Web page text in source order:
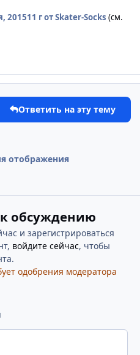
201511 гот Skater-Socks (см.
Ответить на эту тему
отображения
обсуждению
и зарегистрироваться
войдите сейчас, чтобы
одобрения модератора